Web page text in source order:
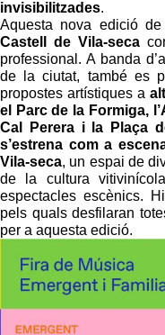
invisibilitzades.
Aquesta nova edició
Castell de Vila-seca
professional. A banda
de la ciutat, també es
propostes artístiques a
el Parc de la Formiga,
Cal Perera i la Plaça
s’estrena com a
Vila-seca, un espai de
de la cultura
espectacles escènics.
pels quals desfilaran
per a aquesta edició.